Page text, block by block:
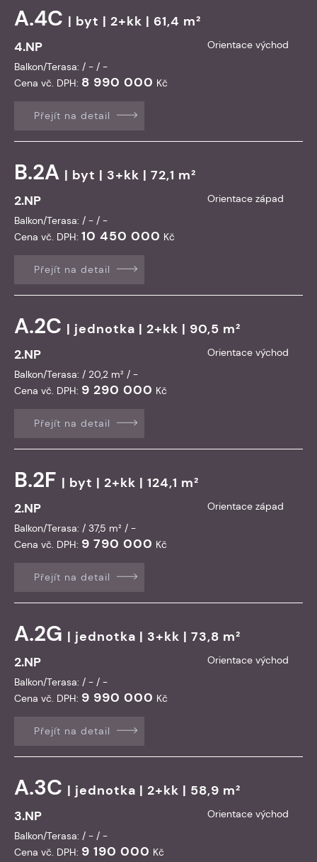
A.4C | byt | 2+kk | 61,4 m²
4.NP
Orientace východ
Balkon/Terasa: / - / -
Cena vč. DPH: 8 990 000 Kč
Přejít na detail
B.2A | byt | 3+kk | 72,1 m²
2.NP
Orientace západ
Balkon/Terasa: / - / -
Cena vč. DPH: 10 450 000 Kč
Přejít na detail
A.2C | jednotka | 2+kk | 90,5 m²
2.NP
Orientace východ
Balkon/Terasa: / 20,2 m² / -
Cena vč. DPH: 9 290 000 Kč
Přejít na detail
B.2F | byt | 2+kk | 124,1 m²
2.NP
Orientace západ
Balkon/Terasa: / 37,5 m² / -
Cena vč. DPH: 9 790 000 Kč
Přejít na detail
A.2G | jednotka | 3+kk | 73,8 m²
2.NP
Orientace východ
Balkon/Terasa: / - / -
Cena vč. DPH: 9 990 000 Kč
Přejít na detail
A.3C | jednotka | 2+kk | 58,9 m²
3.NP
Orientace východ
Balkon/Terasa: / - / -
Cena vč. DPH: 9 190 000 Kč